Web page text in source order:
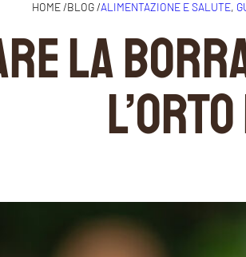
HOME /BLOG /ALIMENTAZIONE E SALUTE,
la
l’orto